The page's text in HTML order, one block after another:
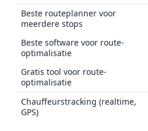
Beste routeplanner voor
meerdere stops
Beste software voor route-
optimalisatie
Gratis tool voor route-
optimalisatie
Chauffeurstracking (realtime,
GPS)